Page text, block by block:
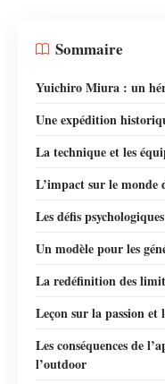
Sommaire
Yuichiro Miura : un
Une expédition
La technique et les
L’impact sur le monde
Les défis
Un modèle pour les
La redéfinition des
Leçon sur la passion
Les conséquences de
l’outdoor